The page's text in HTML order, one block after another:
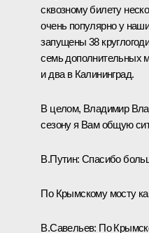
сквозному билету
очень популярно у
запущены 38
семь дополнительных
и два в Калининград.
В целом, Владимир
сезону я Вам общую
В.Путин: Спасибо
По Крымскому мосту
В.Савельев: По